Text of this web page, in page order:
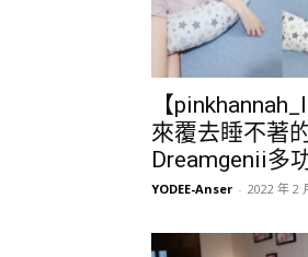
【
來覆去睡不著
Dreamgenii多
YODEE-Anser - 2022 年 2